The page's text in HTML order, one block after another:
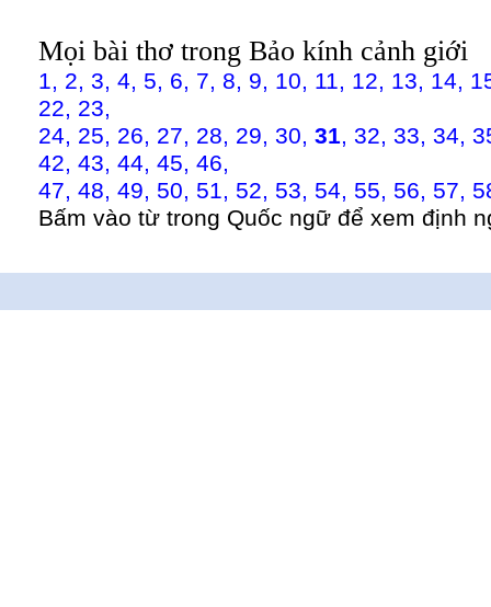
Mọi bài thơ trong Bảo kính cảnh giới
1, 2, 3, 4, 5, 6, 7, 8, 9, 10, 11, 12, 13, 14,
22, 23,
24, 25, 26, 27, 28, 29, 30, 31, 32, 33, 34,
42, 43, 44, 45, 46,
47, 48, 49, 50, 51, 52, 53, 54, 55, 56, 57,
Bấm vào từ trong Quốc ngữ để xem định